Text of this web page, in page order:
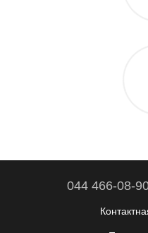
044 466-08-